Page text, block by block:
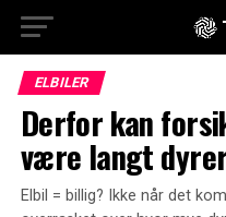
ELBILER
Derfor kan
være langt
Elbil = billig? Ikke når det